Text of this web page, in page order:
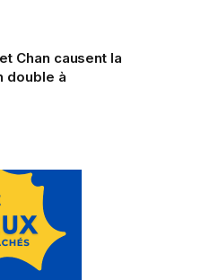
Chan causent la
double à